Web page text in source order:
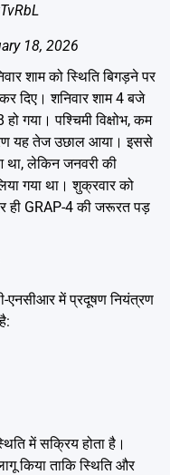
18, 2026
शाम को स्थिति बिगड़ने पर
दिए। शनिवार शाम 4 बजे
गया। पश्चिमी विक्षोभ, कम
यह तेज उछाल आया। इससे
था, लेकिन जनवरी की
गया था। शुक्रवार को
ही GRAP-4 की जरूरत पड़
एनसीआर में प्रदूषण नियंत्रण
में सक्रिय होता है।
किया ताकि स्थिति और